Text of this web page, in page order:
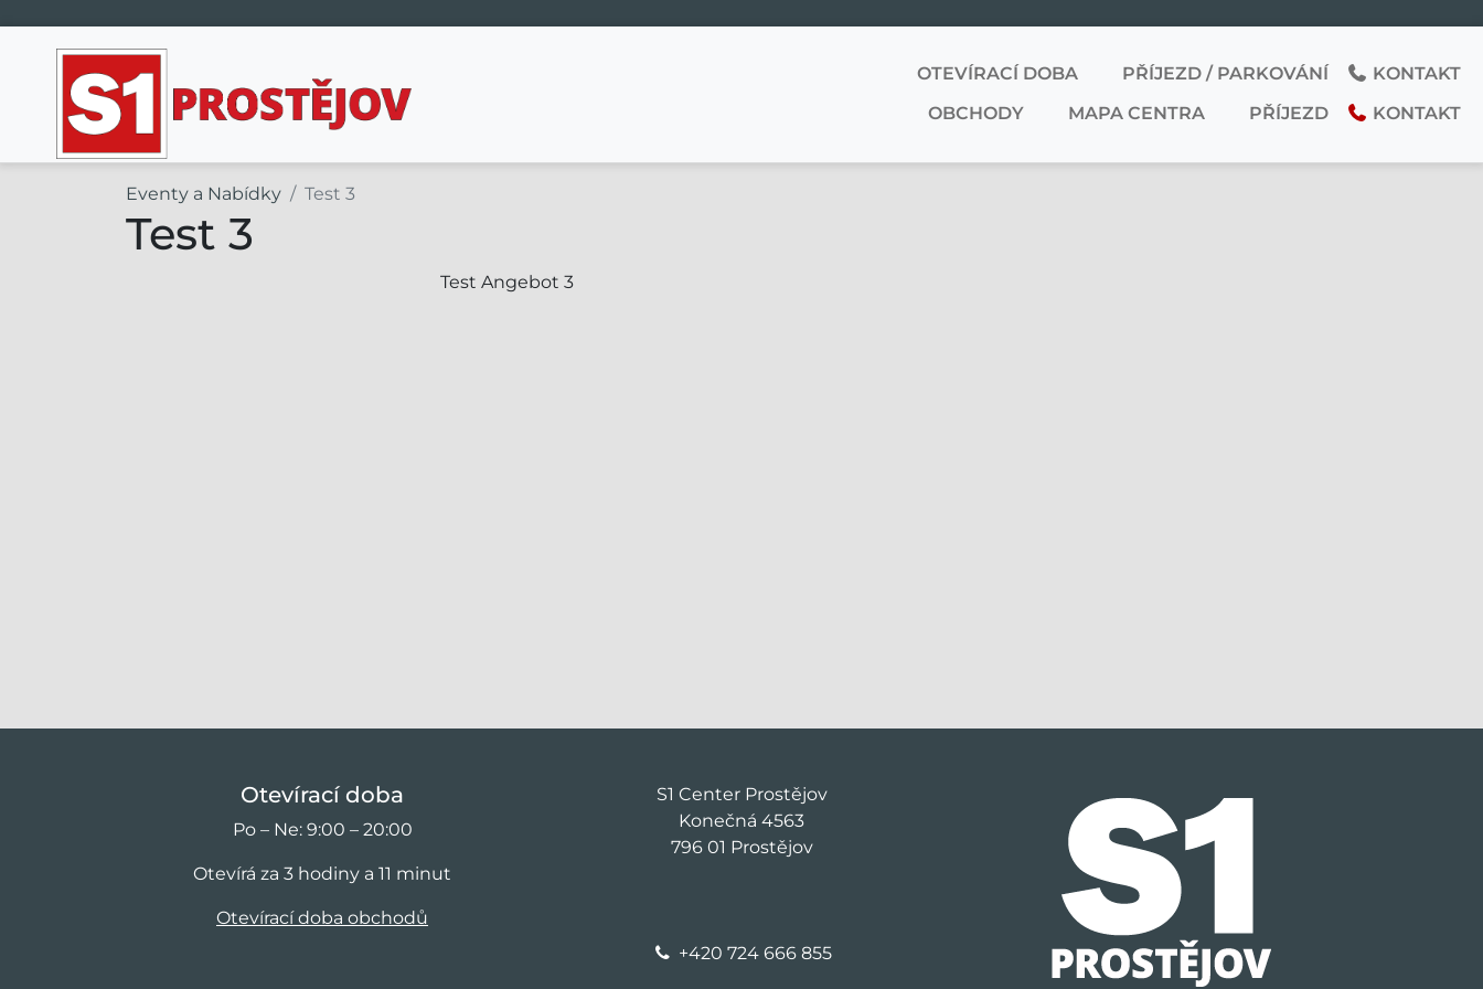
Hlavní navigace
OTEVÍRACÍ DOBA PŘÍJEZD / PARKOVÁNÍ
KONTAKT
OBCHODY
MAPA CENTRA PŘÍJEZD KONTAKT
Eventy a Nabídky Test 3
Test 3
Test Angebot 3
Otevírací doba
Po – Ne: 9:00 – 20:00
Otevírá za 3 hodiny a 11 minut
Otevírací doba obchodů
S1 Center Prostějov
Konečná 4563
796 01 Prostějov
+420 724 666 855